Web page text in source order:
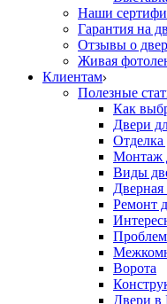
Наши
Гарантия на
Отзывы о
Живая
Клиентам
Полезные
Как
Двери
Отделка
Монтаж
Виды
Ремонт
Ворота
Двери в